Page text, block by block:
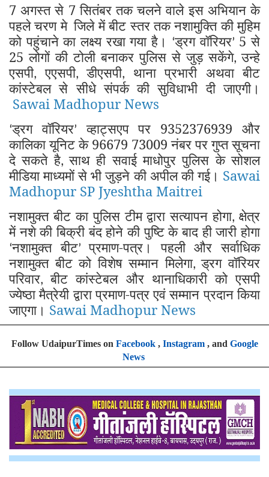
7 अगस्त से 7 सितंबर तक चलने वाले इस अभियान के
पहले चरण मे जिले में बीट स्तर तक नशामुक्ति की मुहिम
को पहुंचाने का लक्ष्य रखा गया है।
‘ड्रग वॉरियर’ 5 से
25 लोगों की टोली बनाकर पुलिस से जुड़ सकेंगे,उन्हे
एसपी,एएसपी,डीएसपी, थाना प्रभारी अथवा बीट
कांस्टेबल से सीधे संपर्क की सुविधाभी दी जाएगी।
Sawai Madhopur News
‘ड्रग वॉरियर’
व्हाट्सएप पर 9352376939 और
कालिका यूनिट के 96679 73009 नंबर पर गुप्त सूचना
दे सकते है,साथ ही सवाई माधोपुर पुलिस के सोशल
मीडिया माध्यमों से भी जुड़ने की अपील की गई। Sawai
Madhopur SP Jyeshtha Maitrei
नशामुक्त बीट का पुलिस टीम द्वारा सत्यापन होगा, क्षेत्र
में नशे की बिक्री बंद होने की पुष्टि के बाद ही जारी होगा
‘नशामुक्त बीट’प्रमाण-पत्र। पहली और सर्वाधिक
नशामुक्त बीट को विशेष सम्मान मिलेगा,ड्रग वॉरियर
परिवार,बीट कांस्टेबल और थानाधिकारी को एसपी
ज्येष्ठा मैत्रेयी द्वारा प्रमाण-पत्र एवं सम्मान प्रदान किया
जाएगा। Sawai Madhopur News
Follow UdaipurTimes on Facebook, Instagram, and Google
News